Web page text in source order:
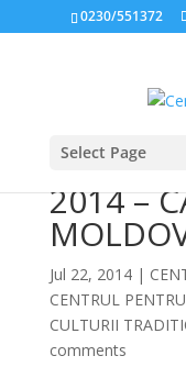
0230/551372
Select Page
2014 –
Jul 22, 2014|
CENTRUL
CULTURII
comments